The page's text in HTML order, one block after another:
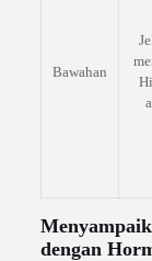
Bawahan
dengan